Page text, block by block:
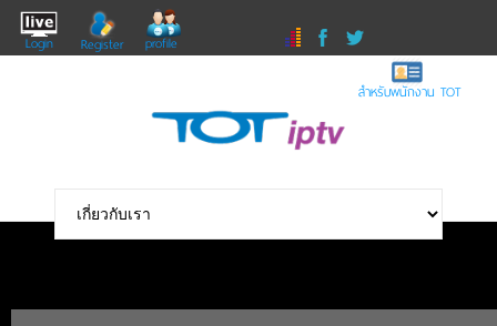
Login Register profile
สำหรับพนักงาน TOT